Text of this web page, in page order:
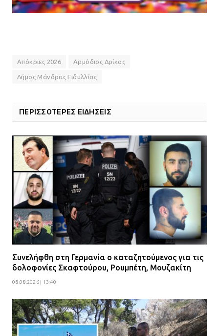
Απόκριες 2026 Αρμόδιος Δρίκος
Δήμος Μάνδρας Ειδυλλίας
ΠΕΡΙΣΣΟΤΕΡΕΣ ΕΙΔΗΣΕΙΣ
Συνελήφθη στη Γερμανία ο καταζητούμενος για τις
δολοφονίες Σκαφτούρου, Ρουμπέτη, Μουζακίτη
08.08.2026 | 13:40